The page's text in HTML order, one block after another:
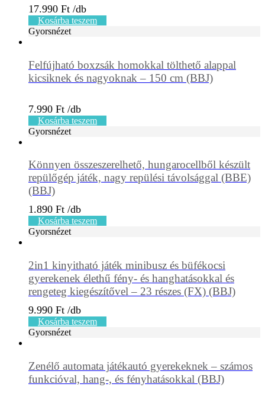
17.990 Ft
Kosárba teszem
Gyorsnézet
Felfújható boxzsák homokkal tölthető alappal
kicsiknek és nagyoknak – 150 cm (BBJ)
7.990 Ft
Kosárba teszem
Gyorsnézet
Könnyen összeszerelhető, hungarocellből készült
repülőgép játék, nagy repülési távolsággal (BBE)
(BBJ)
1.890 Ft
Kosárba teszem
Gyorsnézet
2in1 kinyitható játék minibusz és büfékocsi
gyerekenek élethű fény- és hanghatásokkal és
rengeteg kiegészítővel – 23 részes (FX) (BBJ)
9.990 Ft
Kosárba teszem
Gyorsnézet
Zenélő automata játékautó gyerekeknek – számos
funkcióval, hang-, és fényhatásokkal (BBJ)